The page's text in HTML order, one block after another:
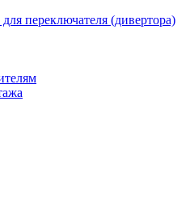
переключателя (дивертора)